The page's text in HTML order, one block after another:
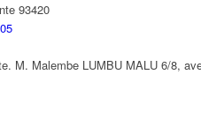
93420
M. Malembe LUMBU MALU 6/8,